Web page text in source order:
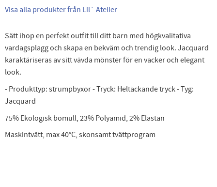
Visa alla produkter från Lil´ Atelier
Sätt ihop en perfekt outfit till ditt barn med högkvalitativa
vardagsplagg och skapa en bekväm och trendig look. Jacquard
karaktäriseras av sitt vävda mönster för en vacker och elegant
look.
- Produkttyp: strumpbyxor - Tryck: Heltäckande tryck - Tyg:
Jacquard
75% Ekologisk bomull, 23% Polyamid, 2% Elastan
Maskintvätt, max 40°C, skonsamt tvättprogram